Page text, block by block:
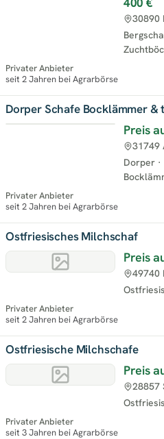
30890
Privater Anbieter
seit 2 Jahren bei Agrarbörse
Dorper Schafe Bocklämmer
Preis
Dorper ·
31749
Privater Anbieter
seit 2 Jahren bei Agrarbörse
Ostfriesisches Milchschaf
Preis
49740
Privater Anbieter
seit 2 Jahren bei Agrarbörse
Ostfriesische Milchschafe
Preis
28857
Privater Anbieter
seit 3 Jahren bei Agrarbörse